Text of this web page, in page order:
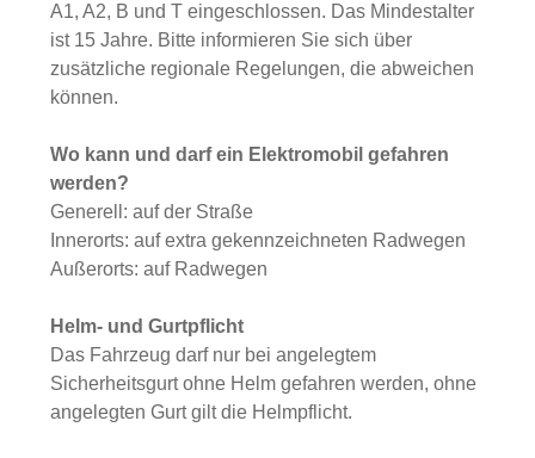
A1, A2, B und T eingeschlossen. Das Mindestalter
ist 15 Jahre. Bitte informieren Sie sich über
zusätzliche regionale Regelungen, die abweichen
können.
Wo kann und darf ein Elektromobil gefahren
werden?
Generell: auf der Straße
Innerorts: auf extra gekennzeichneten Radwegen
Außerorts: auf Radwegen
Helm- und Gurtpflicht
Das Fahrzeug darf nur bei angelegtem
Sicherheitsgurt ohne Helm gefahren werden, ohne
angelegten Gurt gilt die Helmpflicht.